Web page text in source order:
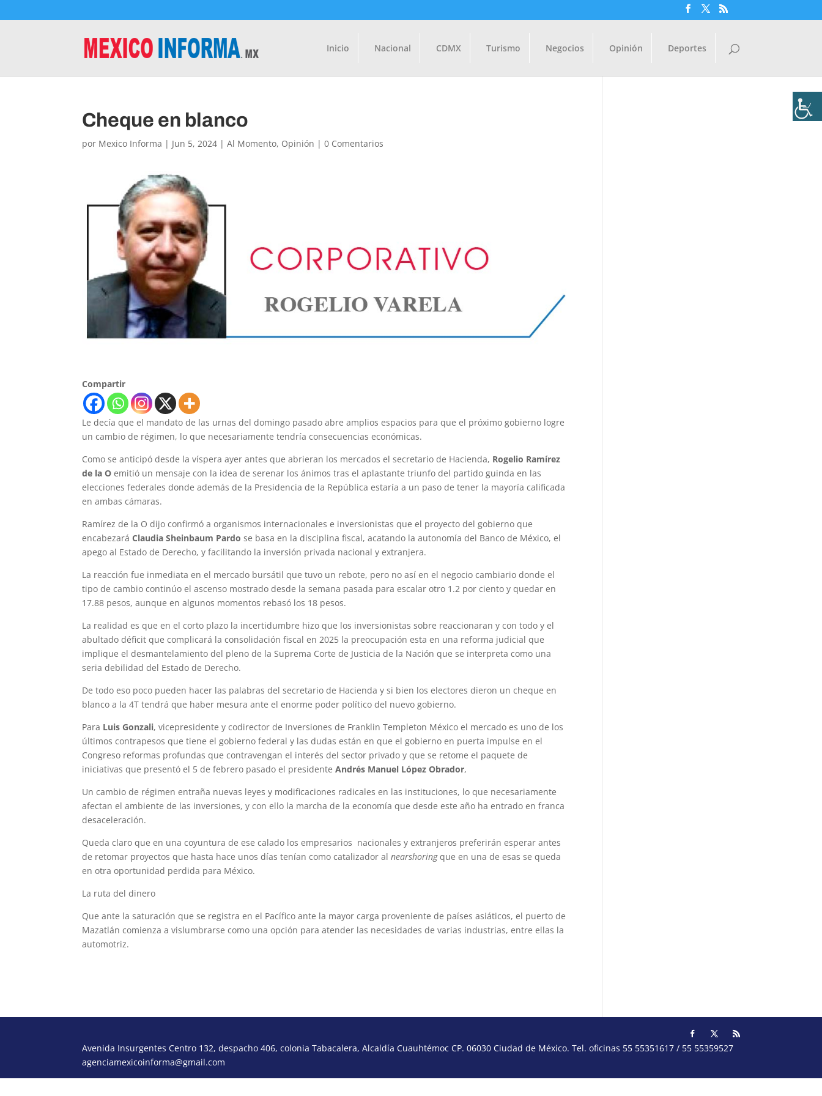
Inicio Nacional CDMX Turismo Negocios Opinión Deportes
Cheque en blanco
por Mexico Informa | Jun 5, 2024 |Al Momento, Opinión |0 Comentarios
Compartir
Le decía que el mandato de las urnas del domingo pasado abre amplios espacios para que el próximo gobierno logre
un cambio de régimen, lo que necesariamente tendría consecuencias económicas.
Como se anticipó desde la víspera ayer antes que abrieran los mercados el secretario de Hacienda, Rogelio Ramírez
de la O emitió un mensaje con la idea de serenar los ánimos tras el aplastante triunfo del partido guinda en las
elecciones federales donde además de la Presidencia de la República estaría a un paso de tener la mayoría calificada
en ambas cámaras.
Ramírez de la O dijo confirmó a organismos internacionales e inversionistas que el proyecto del gobierno que
encabezaráClaudia Sheinbaum Pardo se basa en la disciplina fiscal, acatando la autonomía del Banco de México, el
apego al Estado de Derecho, y facilitando la inversión privada nacional y extranjera.
La reacción fue inmediata en el mercado bursátil que tuvo un rebote, pero no así en el negocio cambiario donde el
tipo de cambio continúo el ascenso mostrado desde la semana pasada para escalar otro 1.2 por ciento y quedar en
17.88 pesos, aunque en algunos momentos rebasó los 18 pesos.
La realidad es que en el corto plazo la incertidumbre hizo que los inversionistas sobre reaccionaran y con todo y el
abultado déficit que complicará la consolidación fiscal en 2025 la preocupación esta en una reforma judicial que
implique el desmantelamiento del pleno de la Suprema Corte de Justicia de la Nación que se interpreta como una
seria debilidad del Estado de Derecho.
De todo eso poco pueden hacer las palabras del secretario de Hacienda y si bien los electores dieron un cheque en
blanco a la 4T tendrá que haber mesura ante el enorme poder político del nuevo gobierno.
Para Luis Gonzali, vicepresidente y codirector de Inversiones de Franklin Templeton México el mercado es uno de los
últimos contrapesos que tiene el gobierno federal y las dudas están en que el gobierno en puerta impulse en el
Congreso reformas profundas que contravengan el interés del sector privado y que se retome el paquete de
iniciativas que presentó el 5 de febrero pasado el presidenteAndrés Manuel López Obrador,
Un cambio de régimen entraña nuevas leyes y modificaciones radicales en las instituciones, lo que necesariamente
afectan el ambiente de las inversiones, y con ello la marcha de la economía que desde este año ha entrado en franca
desaceleración.
Queda claro que en una coyuntura de ese calado los empresarios nacionales y extranjeros preferirán esperar antes
de retomar proyectos que hasta hace unos días tenían como catalizador alnearshoringque en una de esas se queda
en otra oportunidad perdida para México.
La ruta del dinero
Que ante la saturación que se registra en el Pacífico ante la mayor carga proveniente de países asiáticos, el puerto de
Mazatlán comienza a vislumbrarse como una opción para atender las necesidades de varias industrias, entre ellas la
automotriz.
Avenida Insurgentes Centro 132, despacho 406, colonia Tabacalera, Alcaldía Cuauhtémoc CP. 06030 Ciudad de México. Tel. oficinas 55 55351617 / 55 55359527
agenciamexicoinforma@gmail.com